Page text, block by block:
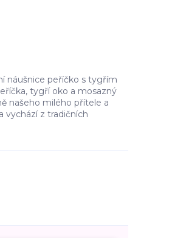
náušnice peříčko s tygřím
tygří oko a mosazný
našeho milého přítele a
vychází z tradičních